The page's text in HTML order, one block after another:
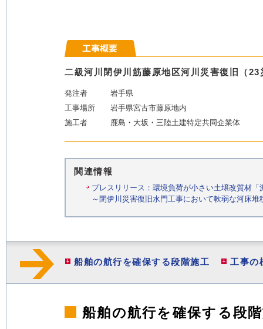
二級河川閉伊川筋藤原地区河川災害復旧（
発注者
岩手県
工事場所
岩手県宮古市藤原地内
施工者
鹿島・大坂・三陸土建特定共同企業体
関連情報
プレスリリース：環境負荷が小さい土壌改質材「
～閉伊川災害復旧水門工事において軟弱な河床
船舶の航行を確保する段階施工 工事の
船舶の航行を確保する段